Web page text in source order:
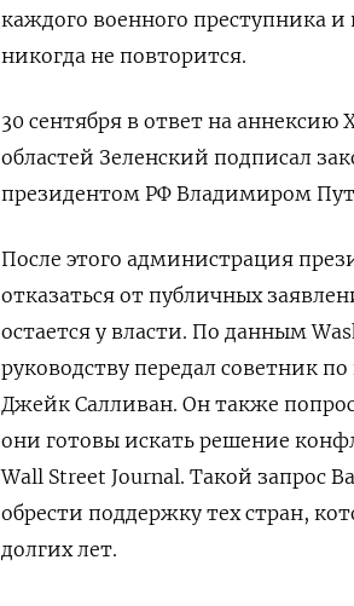
каждого военного преступника
никогда не повторится.
30 сентября в ответ на
областей Зеленский подписал
президентом РФ Владимиром
После этого администрация
отказаться от публичных
остается у власти. По данным
руководству передал советник
Джейк Салливан. Он также
они готовы искать решение
Wall Street Journal. Такой запрос
обрести поддержку тех стран,
долгих лет.